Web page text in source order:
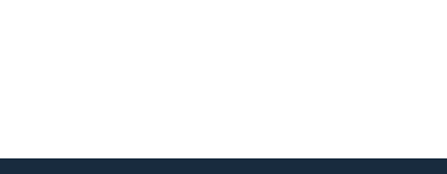
Ertuğrul Bostancı (2)